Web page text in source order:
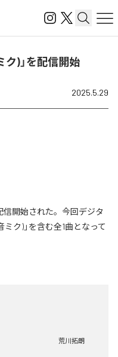
ク)」を配信開始
2025.5.29
信開始された。今回デジタ
ク)」を含む全1曲となって
荒川拓朗